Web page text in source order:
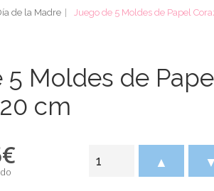
de la Madre Juego de 5 Moldes de Papel
5 Moldes de
cm
€ ▲ ▼